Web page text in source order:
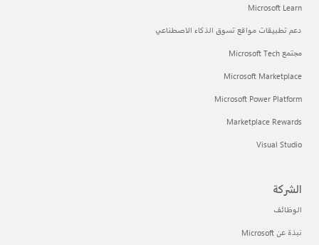
Microsoft Learn
دعم تطبيقات مواقع تسوق الذكاء الاصطناعي
مجتمع Microsoft Tech
Microsoft Marketplace
Microsoft Power Platform
Marketplace Rewards
Visual Studio
الشركة
الوظائف
نبذة عن Microsoft